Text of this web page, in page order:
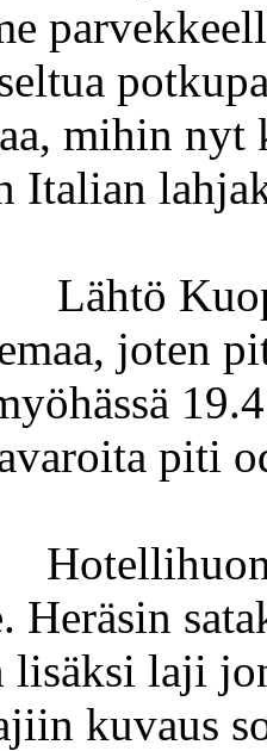
mihin nyt
Italian
Lähtö
joten
piti
Heräsin
lisäksi laji
kuvaus